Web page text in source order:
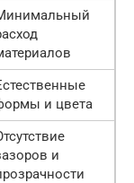
и цвета
и